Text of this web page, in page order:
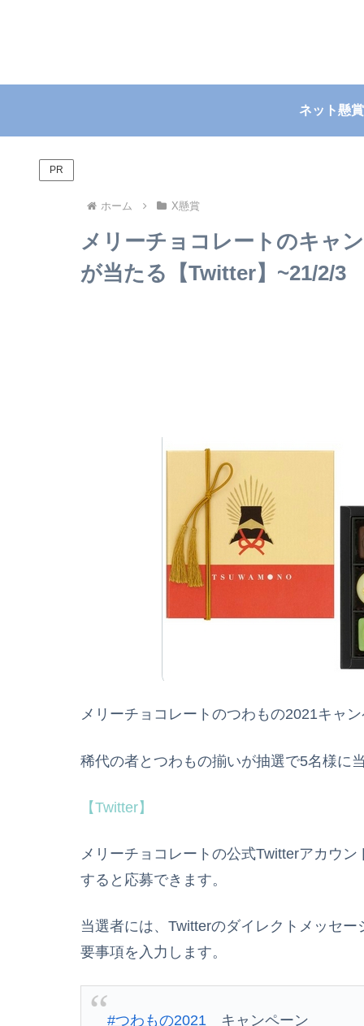
ネット懸賞
PR
ホーム X懸賞
メリーチョコレートのキャ
が当たる【Twitter】~21/2/3
メリーチョコレートのつわもの2021キャ
稀代の者とつわもの揃いが抽選で5名様に
【Twitter】
メリーチョコレートの公式Twitterアカウ
すると応募できます。
当選者には、Twitterのダイレクトメッセ
要事項を入力します。
#つわもの2021 キャンペーン